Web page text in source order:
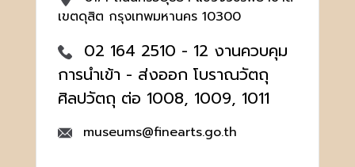
เขตดุสิต กรุงเทพมหานคร 10300
02 164 2510 - 12 งานควบคุม
การนำเข้า - ส่งออก โบราณวัตถุ
ศิลปวัตถุ ต่อ 1008, 1009, 1011
museums@finearts.go.th